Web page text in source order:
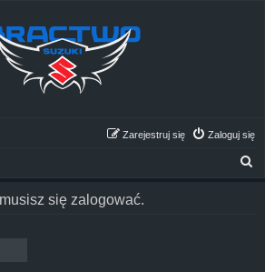
Zaloguj się
Zarejestruj się
się zalogować.